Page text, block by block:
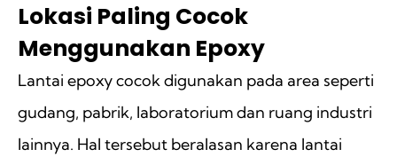
Lokasi Paling Cocok
Menggunakan Epoxy
Lantai epoxy cocok digunakan pada area seperti
gudang, pabrik, laboratorium dan ruang industri
lainnya. Hal tersebut beralasan karena lantai